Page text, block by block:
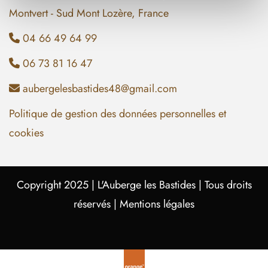
Montvert - Sud Mont Lozère, France
 04 66 49 64 99
 06 73 81 16 47
 aubergelesbastides48@gmail.com
Politique de gestion des données personnelles et
cookies
Copyright 2025 | L'Auberge les Bastides| Tous droits
réservés | Mentions légales